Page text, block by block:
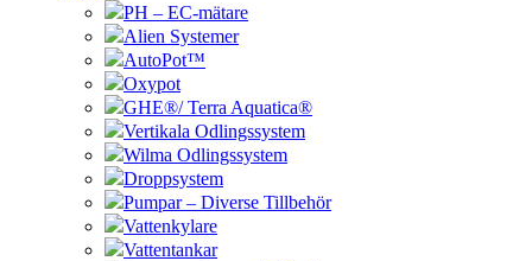
PH – EC-mätare
Alien Systemer
AutoPot™
Oxypot
GHE®/ Terra Aquatica®
Vertikala Odlingssystem
Wilma Odlingssystem
Droppsystem
Pumpar – Diverse Tillbehör
Vattenkylare
Vattentankar